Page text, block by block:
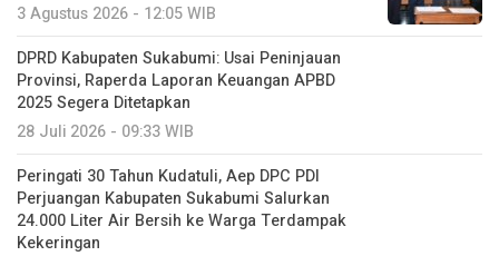
3 Agustus 2026 - 12:05 WIB
DPRD Kabupaten Sukabumi: Usai Peninjauan
Provinsi, Raperda Laporan Keuangan APBD
2025 Segera Ditetapkan
28 Juli 2026 - 09:33 WIB
Peringati 30 Tahun Kudatuli, Aep DPC PDI
Perjuangan Kabupaten Sukabumi Salurkan
24.000 Liter Air Bersih ke Warga Terdampak
Kekeringan